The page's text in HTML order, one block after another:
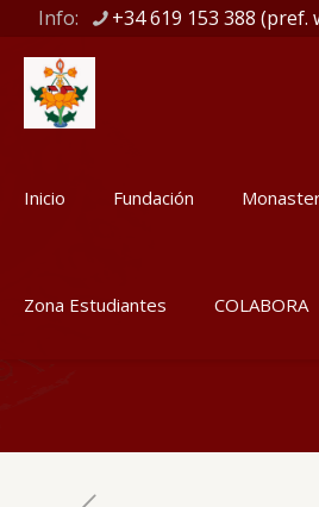
Info: +34 619 153 388 (pref.
Inicio Fundación
Zona Estudiantes COLABORA